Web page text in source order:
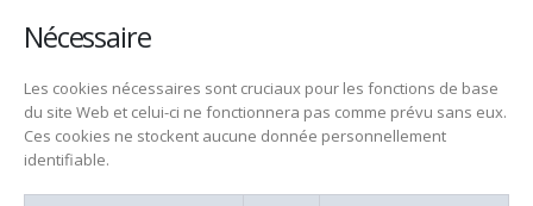
Nécessaire
Les cookies nécessaires sont cruciaux pour les fonctions de base
du site Web et celui-ci ne fonctionnera pas comme prévu sans eux.
Ces cookies ne stockent aucune donnée personnellement
identifiable.